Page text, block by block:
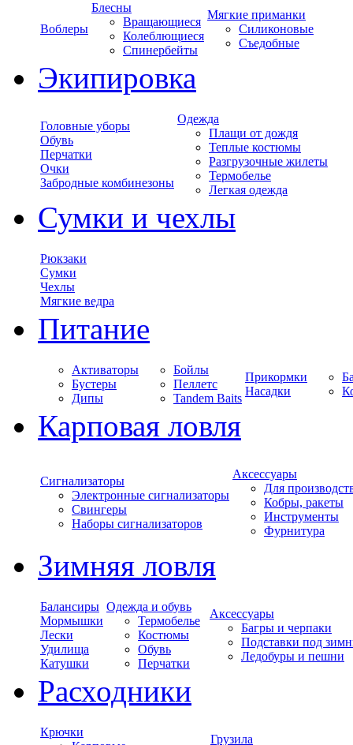
Воблеры
Блесны
Вращающиеся
Колеблющиеся
Спинербейты
Мягкие приманки
Силиконовые
Съедобные
Экипировка
Головные уборы
Обувь
Перчатки
Очки
Забродные комбинезоны
Одежда
Плащи от дождя
Теплые костюмы
Разгрузочные жилеты
Термобелье
Легкая одежда
Сумки и чехлы
Рюкзаки
Сумки
Чехлы
Мягкие ведра
Питание
Активаторы
Бустеры
Дипы
Бойлы
Пеллетс
Tandem Baits
Прикормки
Насадки
Карповая ловля
Сигнализаторы
Электронные сигнализаторы
Свингеры
Наборы сигнализаторов
Аксессуары
Для
Кобры, ракеты
Инструменты
Фурнитура
Зимняя ловля
Балансиры
Мормышки
Лески
Удилища
Катушки
Одежда и обувь
Термобелье
Костюмы
Обувь
Перчатки
Аксессуары
Багры и черпаки
Подставки под
Ледобуры и пешни
Расходники
Крючки
Грузила